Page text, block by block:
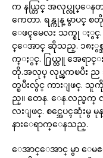
က နယ္တြင္ အလုပ္လုပ္ေန
ကေတာ. ရန္ကုန္ မွာပင္ စ
ေဖၚမေလး သက္စု ႏွင္.
င္ေအာင္ ဆိုသည္. ၁၈ႏွ
က္ႏွင္. ႐ြယ္တူ အေရာင္
တို.အလုပ္ လုပ္ၾကၿပီး ည ၁
တ္ၿပီးလွ်င္ ကားျဖင္.
ည္။ တေန. ေန.လည္ဖ
လးျဖင္. စင္အေပၚဆုံး
နားေရာက္ေနသည္.
ေအာင္ေအာင္ မွာ ေမ